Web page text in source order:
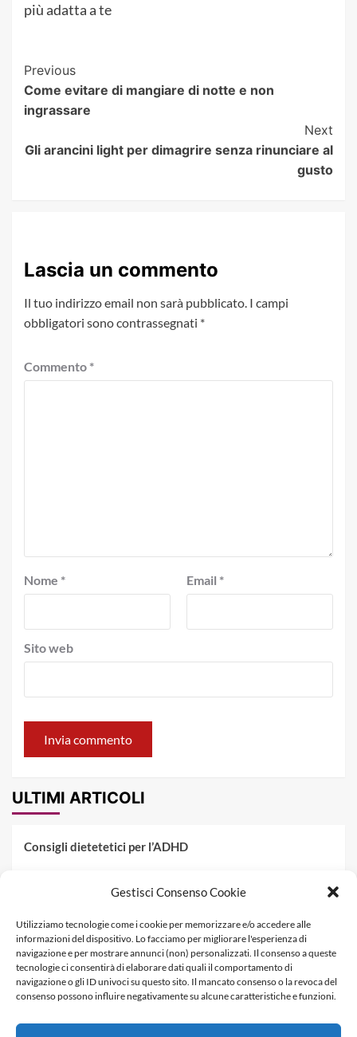
Gestisci Consenso Cookie
Utilizziamo tecnologie come i cookie per memorizzare e/o accedere alle
informazioni del dispositivo. Lo facciamo per migliorare l'esperienza di
navigazione e per mostrare annunci (non) personalizzati. Il consenso a queste
tecnologie ci consentirà di elaborare dati quali il comportamento di
navigazione o gli ID univoci su questo sito. Il mancato consenso o la revoca del
consenso possono influire negativamente su alcune caratteristiche e funzioni.
più adatta a te
Post
Navigation
Previous
Come evitare di mangiare di notte e non
ingrassare
Next
Gli arancini light per dimagrire senza rinunciare al
gusto
Lascia un commento
Il tuo indirizzo email non sarà pubblicato. I campi
obbligatori sono contrassegnati *
Commento *
Nome * Email *
Sito web
ULTIMI ARTICOLI
Consigli dietetetici per l’ADHD
Fenilchetonuria
Dieta militare: come funziona, opinioni e schema tipo per
dimagrire in 3 giorni